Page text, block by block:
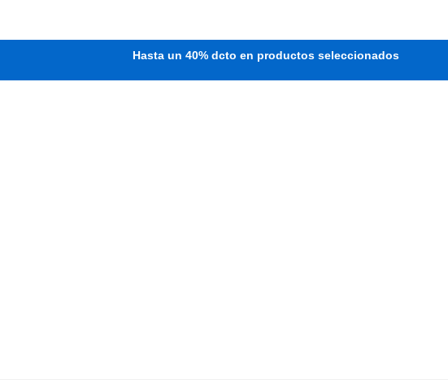
Hasta un 40% dcto en productos seleccionados